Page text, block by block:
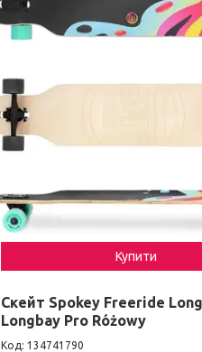
Купити
Скейт Spokey Freeride
Longbay Pro Różowy
134741790